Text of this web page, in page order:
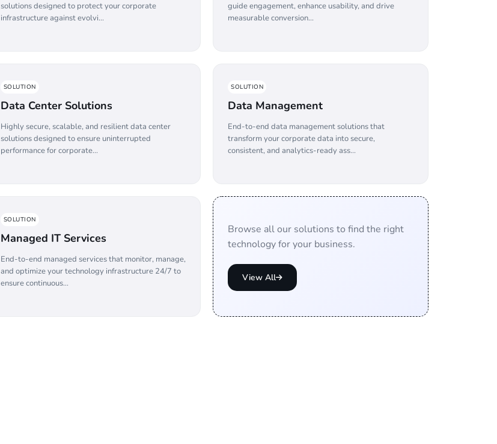
solutions designed to protect your corporate
infrastructure against evolvi...
guide engagement, enhance usability, and drive
measurable conversion...
SOLUTION
Data Center Solutions
Highly secure, scalable, and resilient data center
solutions designed to ensure uninterrupted
performance for corporate...
SOLUTION
Data Management
End-to-end data management solutions that
transform your corporate data into secure,
consistent, and analytics-ready ass...
SOLUTION
Managed IT Services
End-to-end managed services that monitor, manage,
and optimize your technology infrastructure 24/7 to
ensure continuous...
Browse all our solutions to find the right
technology for your business.
View All